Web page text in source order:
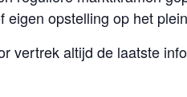
eigen opstelling op het
vertrek altijd de laatste